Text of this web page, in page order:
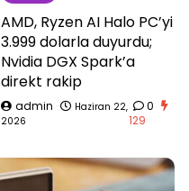
AMD, Ryzen AI Halo PC’yi
3.999 dolarla duyurdu;
Nvidia DGX Spark’a
direkt rakip
admin
Haziran 22,
2026
0
129